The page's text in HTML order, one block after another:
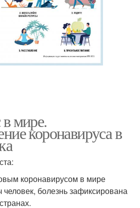
мире.
коронавируса в
коронавирусом в мире
болезнь зафиксирована